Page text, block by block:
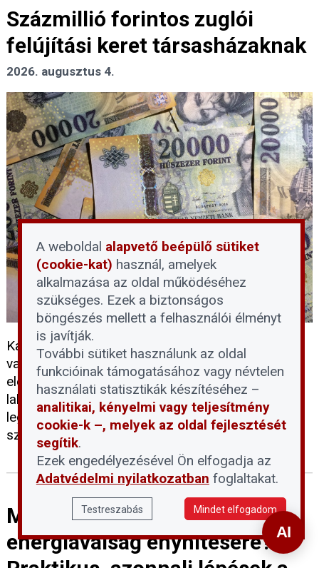
Százmillió forintos zuglói
felújítási keret társasházaknak
2026. augusztus 4.
Kamatmentes felújítási és önerő-támogatás,
valamint vissza nem térítendő kamattámogatás is
elérhető a zuglói társasházak és
lakásszövetkezetek számára. A pályázatokat a
legalább 2 albetétes házak 2026. augusztus 1. és
szeptember 30. között nyújthatják be.
Mit tehet a közös képviselő az
energiaválság enyhítésére? –
A weboldal alapvető beépülő sütiket
(cookie-kat) használ, amelyek
alkalmazása az oldal működéséhez
szükséges. Ezek a biztonságos
böngészés mellett a felhasználói élményt
is javítják.
További sütiket használunk az oldal
funkcióinak támogatásához vagy névtelen
használati statisztikák készítéséhez –
analitikai, kényelmi vagy teljesítmény
cookie-k –, melyek az oldal fejlesztését
segítik.
Ezek engedélyezésével Ön elfogadja az
Adatvédelmi nyilatkozatban foglaltakat.
Testreszabás Mindet elfogadom